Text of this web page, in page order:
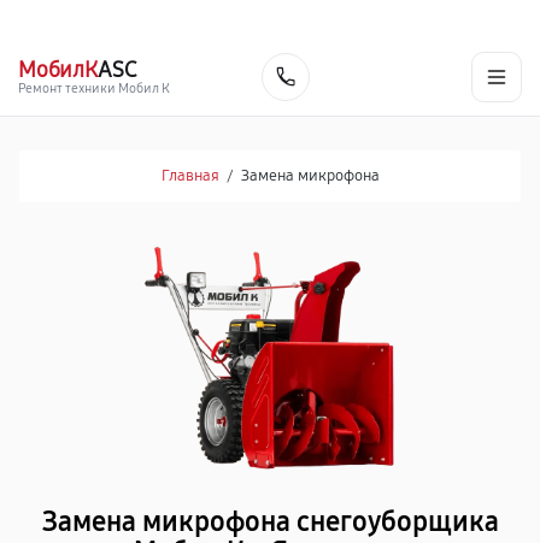
МобилКASC
Ремонт техники Мобил К
Главная / Замена микрофона
Замена микрофона снегоуборщика